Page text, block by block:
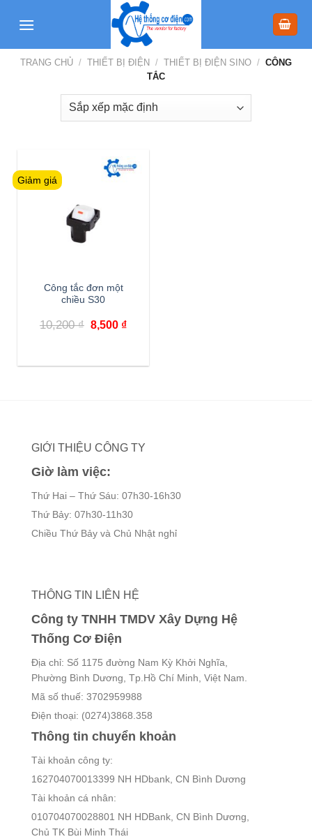
TRANG CHỦ / THIẾT BỊ ĐIỆN / THIẾT BỊ ĐIỆN SINO / CÔNG
TẮC
Giảm giá
Công tắc đơn một
chiều S30
10,200₫ Giá
8,500 ₫Giá
8,500 ₫.
GIỚI THIỆU CÔNG TY
Giờ làm việc:
Thứ Hai – Thứ Sáu: 07h30-16h30
Thứ Bảy: 07h30-11h30
Chiều Thứ Bảy và Chủ Nhật nghỉ
THÔNG TIN LIÊN HỆ
Công ty TNHH TMDV Xây Dựng Hệ
Thống Cơ Điện
Địa chỉ: Số 1175 đường Nam Kỳ Khởi Nghĩa,
Phường Bình Dương, Tp.Hồ Chí Minh, Việt Nam.
Mã số thuế: 3702959988
Điện thoại: (0274)3868.358
Thông tin chuyển khoản
Tài khoản công ty:
162704070013399 NH HDbank, CN Bình Dương
Tài khoản cá nhân:
010704070028801 NH HDBank, CN Bình Dương,
Chủ TK Bùi Minh Thái